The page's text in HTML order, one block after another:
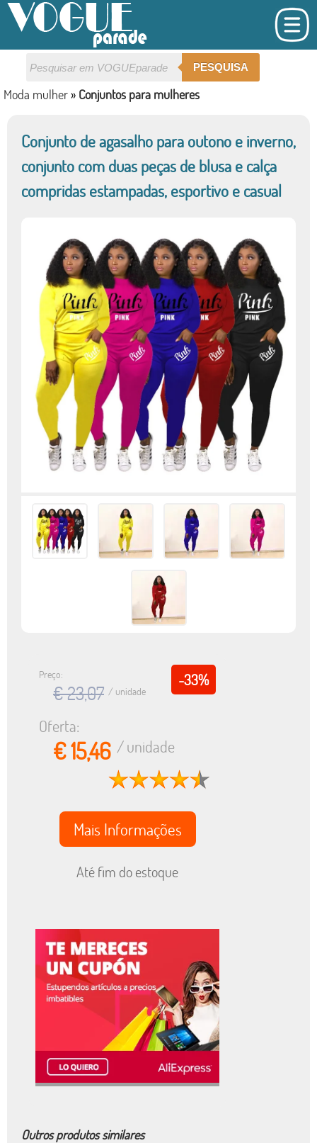
PESQUISA
Moda mulher » Conjuntos para mulheres
Conjunto de agasalho para outono e inverno,
conjunto com duas peças de blusa e calça
compridas estampadas, esportivo e casual
-33%
Preço:
€ 23,07 / unidade
Oferta:
€ 15,46 / unidade
Mais Informações
Até fim do estoque
Outros produtos similares